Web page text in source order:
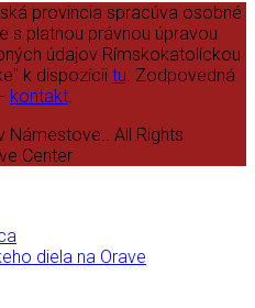
provincia spracúva osobné
s platnou právnou úpravou
údajov Rímskokatolíckou
k dispozícii tu. Zodpovedná
kontakt.
Námestove.. All Rights
Center
diela na Orave